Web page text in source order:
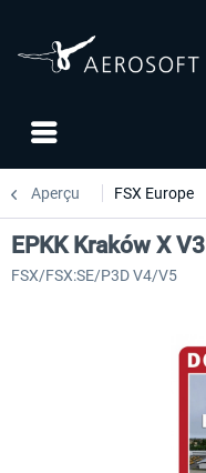
Aperçu FSX Europe
EPKK Kraków X V3
FSX/FSX:SE/P3D V4/V5